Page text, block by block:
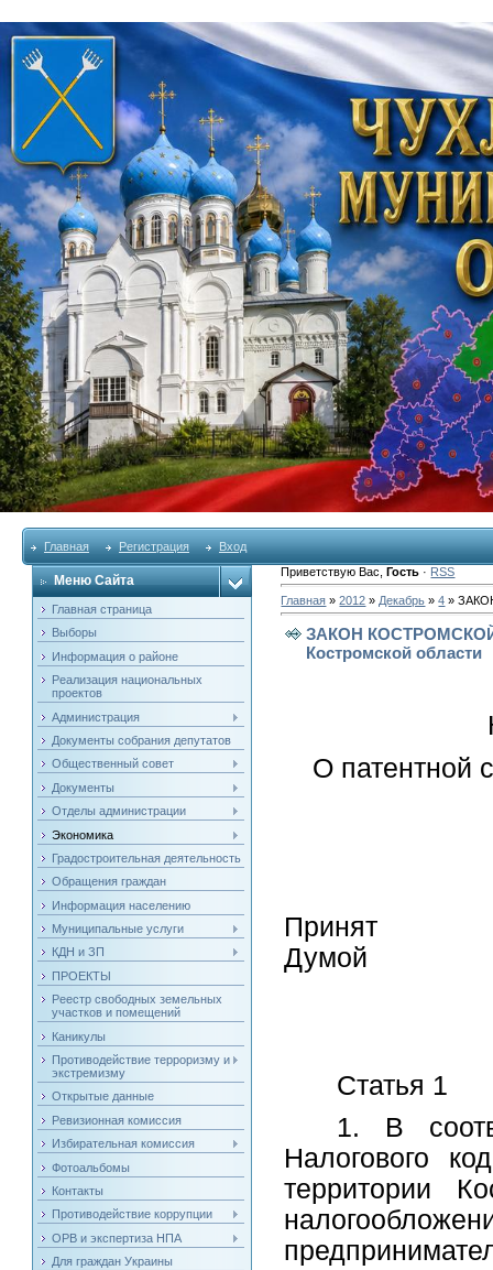
Главная Регистрация Вход
Меню Сайта
Главная страница
Выборы
Информация о районе
Реализация национальных
проектов
Администрация
Документы собрания депутатов
Общественный совет
Документы
Отделы администрации
Экономика
Градостроительная деятельность
Обращения граждан
Информация населению
Муниципальные услуги
КДН и ЗП
ПРОЕКТЫ
Реестр свободных земельных
участков и помещений
Каникулы
Противодействие терроризму и
экстремизму
Открытые данные
Ревизионная комиссия
Избирательная комиссия
Фотоальбомы
Контакты
Противодействие коррупции
ОРВ и экспертиза НПА
Для граждан Украины
Приветствую Вас ,Гость · RSS
Главная »2012 » Декабрь » 4 »
ЗАКОН КОСТРОМСКОЙ
Костромской области
О патентной
Принят
Думой
Статья 1
1. В
Налогового
территории